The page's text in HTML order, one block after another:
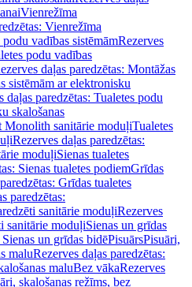
Vienrežīma
Vienrežīma
vadības sistēmāmRezerves
podu vadības
daļas paredzētas: Montāžas
sistēmām ar elektronisku
daļas paredzētas: Tualetes podu
skalošanas
Monolith sanitārie moduļiTualetes
Rezerves daļas paredzētas:
moduļiSienas tualetes
Sienas tualetes podiemGrīdas
Grīdas tualetes
paredzētas:
sanitārie moduļiRezerves
sanitārie moduļiSienas un grīdas
un grīdas bidēPisuārsPisuāri,
maluRezerves daļas paredzētas:
maluBez vākaRezerves
skalošanas režīms, bez